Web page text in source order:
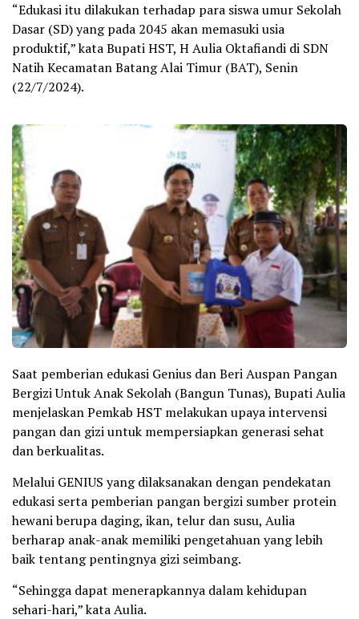
“Edukasi itu dilakukan terhadap para siswa umur Sekolah
Dasar (SD) yang pada 2045 akan memasuki usia
produktif,” kata Bupati HST, H Aulia Oktafiandi di SDN
Natih Kecamatan Batang Alai Timur (BAT), Senin
(22/7/2024).
Saat pemberian edukasi Genius dan Beri Auspan Pangan
Bergizi Untuk Anak Sekolah (Bangun Tunas), Bupati Aulia
menjelaskan Pemkab HST melakukan upaya intervensi
pangan dan gizi untuk mempersiapkan generasi sehat
dan berkualitas.
Melalui GENIUS yang dilaksanakan dengan pendekatan
edukasi serta pemberian pangan bergizi sumber protein
hewani berupa daging, ikan, telur dan susu, Aulia
berharap anak-anak memiliki pengetahuan yang lebih
baik tentang pentingnya gizi seimbang.
“Sehingga dapat menerapkannya dalam kehidupan
sehari-hari,” kata Aulia.